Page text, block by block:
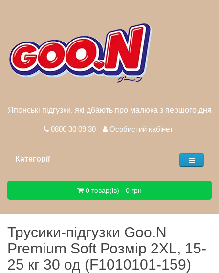
Японські підгузки, які дбають про малюка з першого дня
0800 30 09 30 Особистий кабінет
Категорії
0 товар(ів) - 0 грн
Трусики-підгузки Goo.N
Premium Soft Розмір 2XL, 15-
25 кг 30 од (F1010101-159)